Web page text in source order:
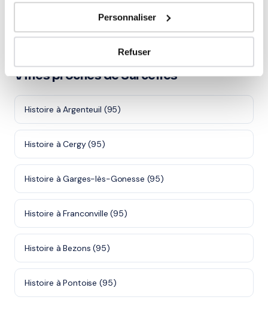
Personnaliser
Refuser
Rejoindre ces familles →
Villes proches de Sarcelles
Histoire à Argenteuil (95)
Histoire à Cergy (95)
Histoire à Garges-lès-Gonesse (95)
Histoire à Franconville (95)
Histoire à Bezons (95)
Histoire à Pontoise (95)